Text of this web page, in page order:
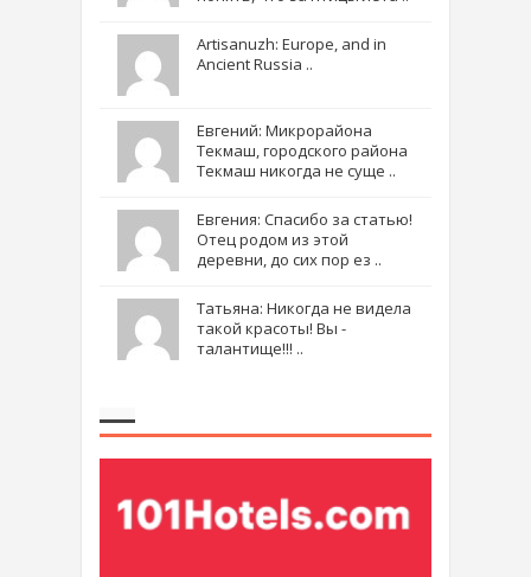
Artisanuzh: Europe, and in
Ancient Russia ..
Евгений: Микрорайона
Текмаш, городского района
Текмаш никогда не суще ..
Евгения: Спасибо за статью!
Отец родом из этой
деревни, до сих пор ез ..
Татьяна: Никогда не видела
такой красоты! Вы -
талантище!!! ..